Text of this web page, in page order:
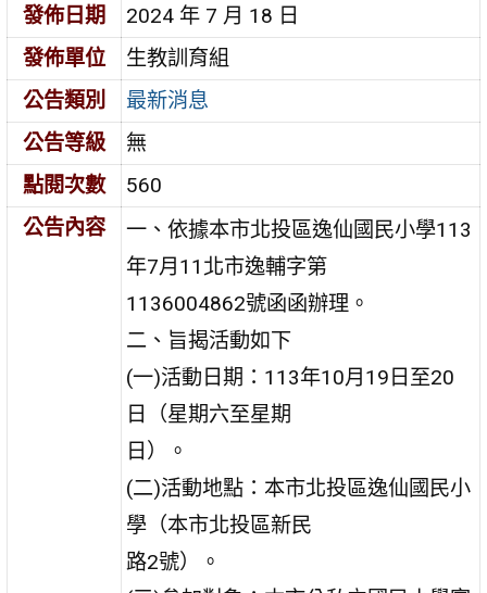
發佈日期
2024 年 7 月 18 日
發佈單位
生教訓育組
公告類別
最新消息
公告等級
無
點閱次數
560
公告內容
一、依據本市北投區逸仙國民小學113
年7月11北市逸輔字第
1136004862號函函辦理。
二、旨揭活動如下
(一)活動日期：113年10月19日至20
日（星期六至星期
日）。
(二)活動地點：本市北投區逸仙國民小
學（本市北投區新民
路2號）。